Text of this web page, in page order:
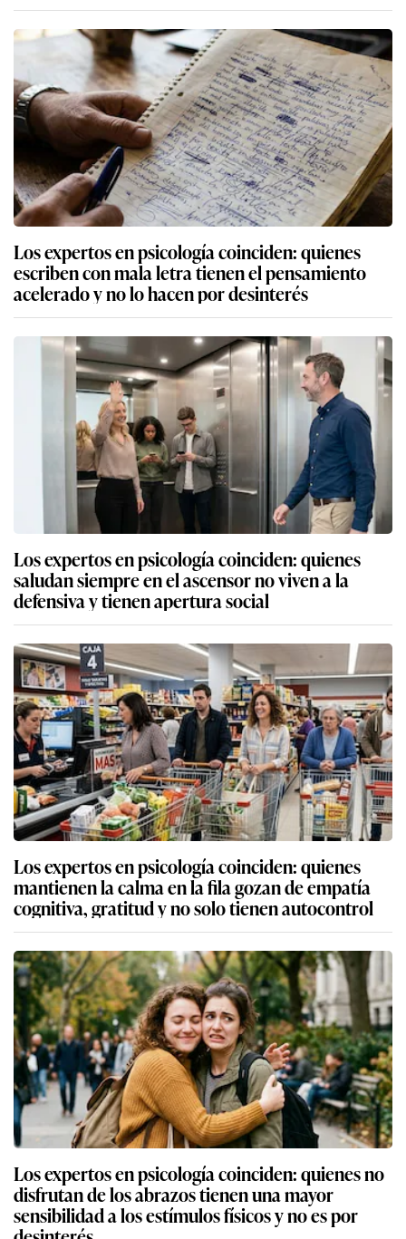
Los expertos en psicología coinciden: quienes
escriben con mala letra tienen el pensamiento
acelerado y no lo hacen por desinterés
Los expertos en psicología coinciden: quienes
saludan siempre en el ascensor no viven a la
defensiva y tienen apertura social
Los expertos en psicología coinciden: quienes
mantienen la calma en la fila gozan de empatía
cognitiva, gratitud y no solo tienen autocontrol
Los expertos en psicología coinciden: quienes no
disfrutan de los abrazos tienen una mayor
sensibilidad a los estímulos físicos y no es por